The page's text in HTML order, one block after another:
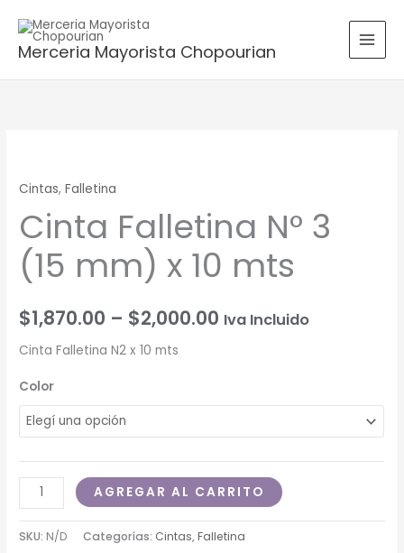
contenido
Merceria Mayorista Chopourian
u
s
c
o
:
Cintas,Falletina
Cinta Falletina N° 3
(15 mm) x 10 mts
$1,870.00 – $2,000.00
precios:
desde
hasta
Iva Incluido
Cinta Falletina N2 x 10 mts
Color
N°
3
(15
mm)
x
mts
cantidad
AGREGAR AL CARRITO
SKU: N/D Categorías: Cintas,Falletina